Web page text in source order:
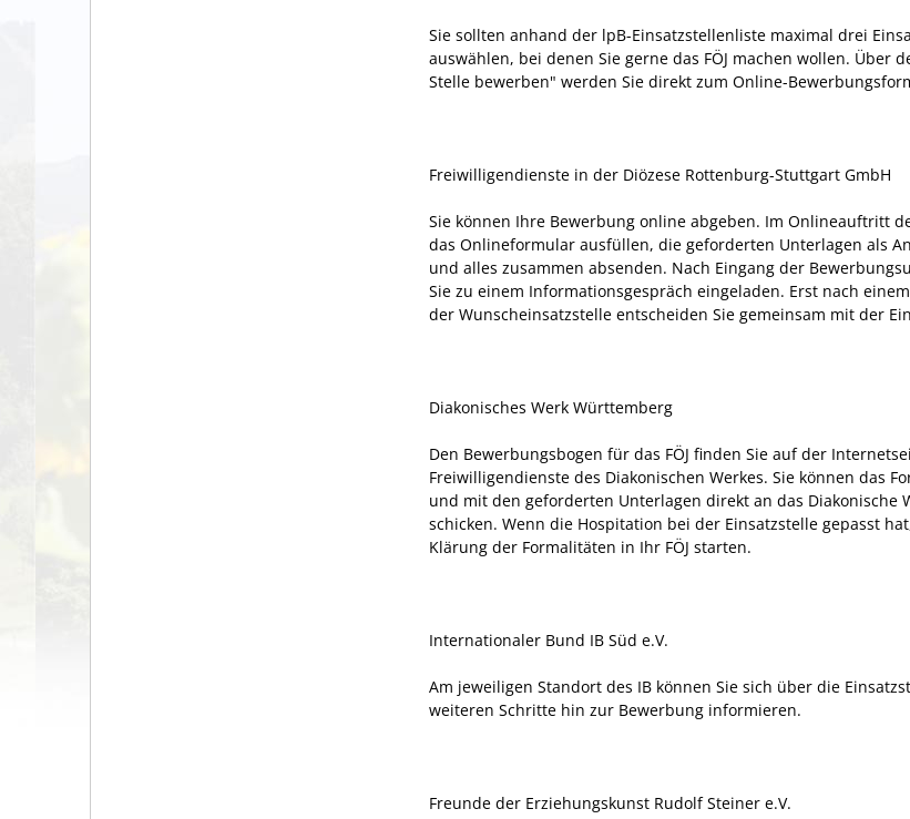
Sie sollten anhand der lpB-Einsatzstellenliste maximal drei
auswählen, bei denen Sie gerne das FÖJ machen wollen. Über
Stelle bewerben" werden Sie direkt zum Online-
Freiwilligendienste in der Diözese Rottenburg-Stuttgart GmbH
Sie können Ihre Bewerbung online abgeben. Im Onlineauftritt
das Onlineformular ausfüllen, die geforderten Unterlagen als
und alles zusammen absenden. Nach Eingang der
Sie zu einem Informationsgespräch eingeladen. Erst nach
der Wunscheinsatzstelle entscheiden Sie gemeinsam mit der
Diakonisches Werk Württemberg
Den Bewerbungsbogen für das FÖJ finden Sie auf der
Freiwilligendienste des Diakonischen Werkes. Sie können das
und mit den geforderten Unterlagen direkt an das Diakonische
schicken. Wenn die Hospitation bei der Einsatzstelle gepasst
Klärung der Formalitäten in Ihr FÖJ starten.
Internationaler Bund IB Süd e.V.
Am jeweiligen Standort des IB können Sie sich über die
weiteren Schritte hin zur Bewerbung informieren.
Freunde der Erziehungskunst Rudolf Steiner e.V.